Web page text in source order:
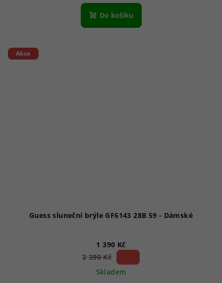
Do košíku
Akce
Guess sluneční brýle GF6143 28B 59 - Dámské
1 390 Kč
2 390 Kč
Skladem